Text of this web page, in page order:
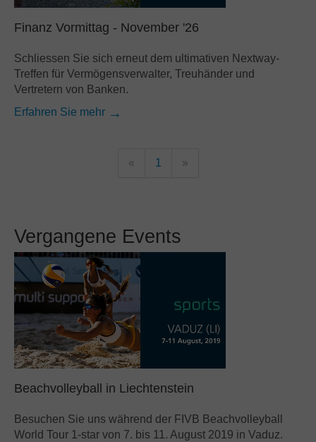
Finanz Vormittag - November '26
Schliessen Sie sich erneut dem ultimativen Nextway-
Treffen für Vermögensverwalter, Treuhänder und
Vertretern von Banken.
Erfahren Sie mehr
« 1 »
Vergangene Events
Beachvolleyball in Liechtenstein
Besuchen Sie uns während der FIVB Beachvolleyball
World Tour 1-star von 7. bis 11. August 2019 in Vaduz.